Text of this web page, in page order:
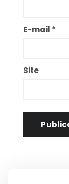
E-mail *
Site